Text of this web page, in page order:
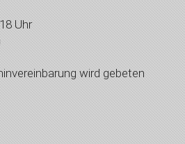
Uhr
wird gebeten